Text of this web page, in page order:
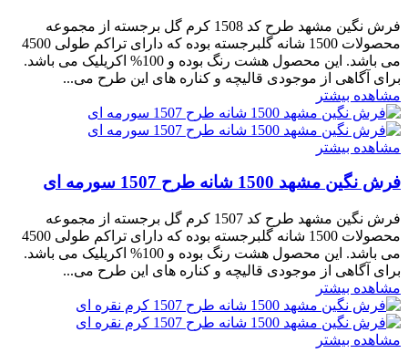
فرش نگین مشهد طرح کد 1508 کرم گل برجسته از مجموعه
محصولات 1500 شانه گلبرجسته بوده که دارای تراکم طولی 4500
می باشد. این محصول هشت رنگ بوده و 100% اکریلیک می باشد.
برای آگاهی از موجودی قالیچه و کناره های این طرح می...
مشاهده بیشتر
مشاهده بیشتر
فرش نگین مشهد 1500 شانه طرح 1507 سورمه ای
فرش نگین مشهد طرح کد 1507 کرم گل برجسته از مجموعه
محصولات 1500 شانه گلبرجسته بوده که دارای تراکم طولی 4500
می باشد. این محصول هشت رنگ بوده و 100% اکریلیک می باشد.
برای آگاهی از موجودی قالیچه و کناره های این طرح می...
مشاهده بیشتر
مشاهده بیشتر